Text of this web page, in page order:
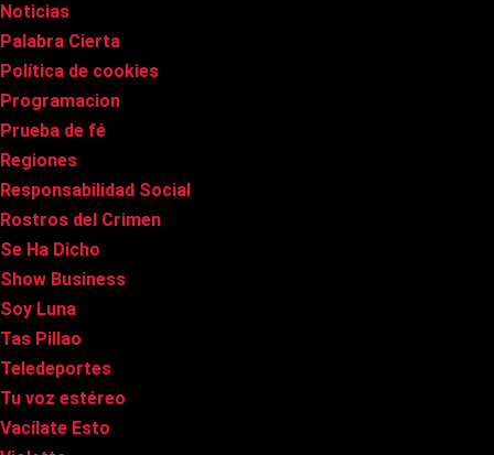
Noticias
Palabra Cierta
Política de cookies
Programacion
Prueba de fé
Regiones
Responsabilidad Social
Rostros del Crimen
Se Ha Dicho
Show Business
Soy Luna
Tas Pillao
Teledeportes
Tu voz estéreo
Vacílate Esto